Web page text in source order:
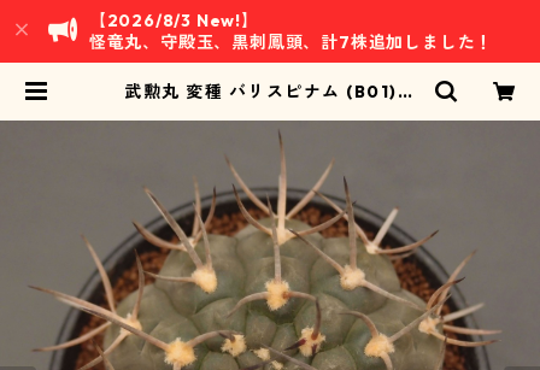
【2026/8/3 New!】
怪竜丸、守殿玉、黒刺鳳頭、計7株追加しました！
武勲丸 変種 バリスピナム (B01)：
AN RYOKU